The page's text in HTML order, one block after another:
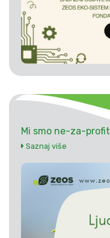
Mi smo ne-za-profit
Saznaj više